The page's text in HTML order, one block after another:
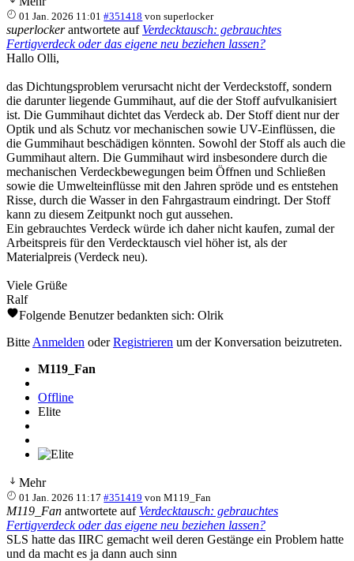
01 Jan. 2026 11:01 #351418 vonsuperlocker
superlockerantwortete auf Verdecktausch: gebrauchtes
Fertigverdeck oder das eigene neu beziehen lassen?
Hallo Olli,
das Dichtungsproblem verursacht nicht der Verdeckstoff, sondern
die darunter liegende Gummihaut, auf die der Stoff aufvulkanisiert
ist. Die Gummihaut dichtet das Verdeck ab. Der Stoff dient nur der
Optik und als Schutz vor mechanischen sowie UV-Einflüssen, die
die Gummihaut beschädigen könnten. Sowohl der Stoff als auch die
Gummihaut altern. Die Gummihaut wird insbesondere durch die
mechanischen Verdeckbewegungen beim Öffnen und Schließen
sowie die Umwelteinflüsse mit den Jahren spröde und es entstehen
Risse, durch die Wasser in den Fahrgastraum eindringt. Der Stoff
kann zu diesem Zeitpunkt noch gut aussehen.
Ein gebrauchtes Verdeck würde ich daher nicht kaufen, zumal der
Arbeitspreis für den Verdecktausch viel höher ist, als der
Materialpreis (Verdeck neu).
Viele Grüße
Ralf
Folgende Benutzer bedankten sich: Olrik
Bitte Anmelden oderRegistrieren um der Konversation beizutreten.
M119_Fan
Offline
Elite
Mehr
01 Jan. 2026 11:17 #351419 vonM119_Fan
M119_Fan antwortete auf Verdecktausch: gebrauchtes
Fertigverdeck oder das eigene neu beziehen lassen?
SLS hatte das IIRC gemacht weil deren Gestänge ein Problem hatte
und da macht es ja dann auch sinn